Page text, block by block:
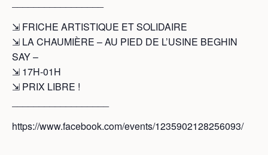
⇲ FRICHE ARTISTIQUE ET SOLIDAIRE
⇲ LA CHAUMIÈRE – AU PIED DE L’USINE BEGHIN
SAY –
⇲ 17H-01H
⇲ PRIX LIBRE !
https://www.facebook.com/events/1235902128256093/